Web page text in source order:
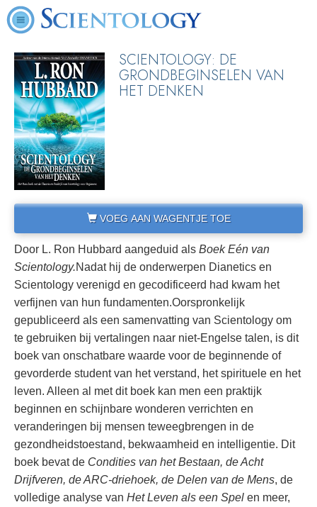
SCIENTOLOGY: DE
GRONDBEGINSELEN VAN
HET DENKEN
VOEG AAN WAGENTJE TOE
Door L. Ron Hubbard aangeduid als Boek Eén van
Scientology.Nadat hij de onderwerpen Dianetics en
Scientology verenigd en gecodificeerd had kwam het
verfijnen van hun fundamenten.Oorspronkelijk
gepubliceerd als een samenvatting van Scientology om
te gebruiken bij vertalingen naar niet-Engelse talen, is dit
boek van onschatbare waarde voor de beginnende of
gevorderde student van het verstand, het spirituele en het
leven. Alleen al met dit boek kan men een praktijk
beginnen en schijnbare wonderen verrichten en
veranderingen bij mensen teweegbrengen in de
gezondheidstoestand, bekwaamheid en intelligentie. Dit
boek bevat de Condities van het Bestaan, de Acht
Drijfveren, de ARC-driehoek, de Delen van de Mens, de
volledige analyse van Het Leven als een Spel en meer,